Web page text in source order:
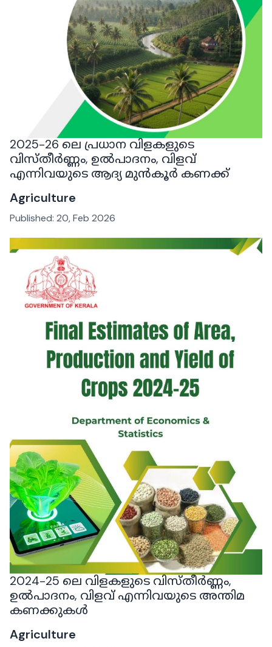
2025-26 ലെ പ്രധാന വിളകളുടെ
വിസ്തീർണ്ണം, ഉൽപാദനം, വിളവ്
എന്നിവയുടെ ആദ്യ മുൻകൂർ കണക്ക്
Agriculture
Published: 20, Feb 2026
2024-25 ലെ വിളകളുടെ വിസ്തീർണ്ണം,
ഉൽപാദനം, വിളവ് എന്നിവയുടെ അന്തിമ
കണക്കുകൾ
Agriculture